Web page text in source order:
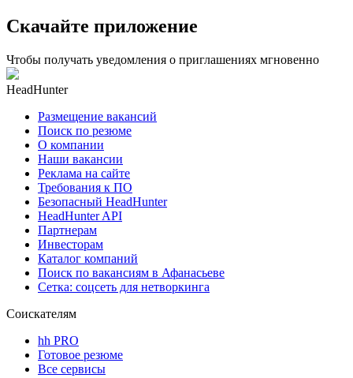
Скачайте приложение
Чтобы получать уведомления о приглашениях мгновенно
HeadHunter
Размещение вакансий
Поиск по резюме
О компании
Наши вакансии
Реклама на сайте
Требования к ПО
Безопасный HeadHunter
HeadHunter API
Партнерам
Инвесторам
Каталог компаний
Поиск по вакансиям в Афанасьеве
Сетка: соцсеть для нетворкинга
Соискателям
hh PRO
Готовое резюме
Все сервисы